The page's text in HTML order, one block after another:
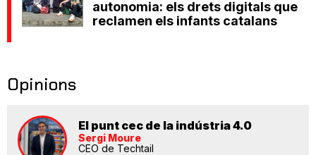
autonomia: els drets digitals que
reclamen els infants catalans
Opinions
El punt cec de la indústria 4.0
Sergi Moure
CEO de Techtail